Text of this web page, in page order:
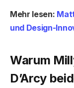
Mehr lesen:
und Design-
Warum
D’Arcy